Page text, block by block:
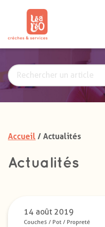
Accueil / Actualités
Actualités
14 août 2019
Couches / Pot / Propreté